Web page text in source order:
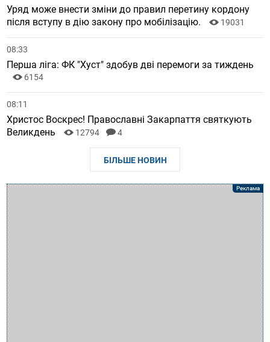
Уряд може внести зміни до правил перетину кордону
після вступу в дію закону про мобілізацію.
19031
08:33
Перша ліга: ФК "Хуст" здобув дві перемоги за тиждень
6154
08:11
Христос Воскрес! Православні Закарпаття святкують
Великдень
12794 4
БІЛЬШЕ НОВИН